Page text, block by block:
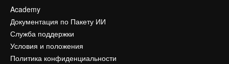
Academy
Документация по Пакету ИИ
Служба поддержки
Условия и положения
Политика конфиденциальности